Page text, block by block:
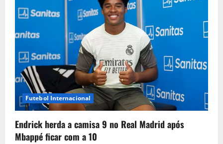
Futebol Internacional
Endrick herda a camisa 9 no Real Madrid após
Mbappé ficar com a 10